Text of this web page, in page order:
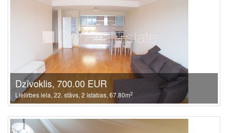
Dzīvoklis, 700.00 EUR
Lielirbes iela, 22. stāvs, 2 istabas, 67.80m2